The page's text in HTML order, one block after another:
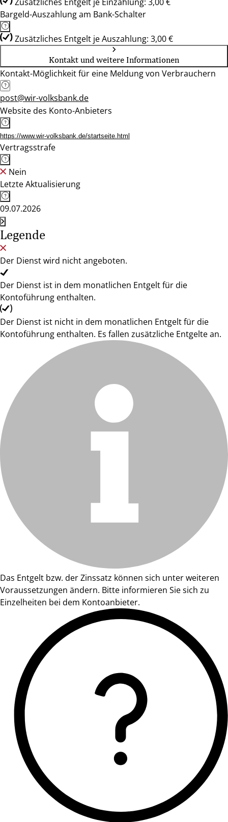
Bargeld-Auszahlung am Bank-Schalter
Zusätzliches Entgelt je Auszahlung: 3,00 €
Kontakt und weitere Informationen
Kontakt-Möglichkeit für eine Meldung von Verbrauchern
post@wir-volksbank.de
Website des Konto-Anbieters
https://www.wir-volksbank.de/startseite.html
Vertragsstrafe
Nein
Letzte Aktualisierung
09.07.2026
Legende
Der Dienst wird nicht angeboten.
Der Dienst ist in dem monatlichen Entgelt für die
Kontoführung enthalten.
Der Dienst ist nicht in dem monatlichen Entgelt für die
Kontoführung enthalten. Es fallen zusätzliche Entgelte an.
Das Entgelt bzw. der Zinssatz können sich unter weiteren
Voraussetzungen ändern. Bitte informieren Sie sich zu
Einzelheiten bei dem Kontoanbieter.